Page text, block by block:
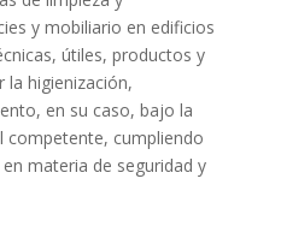
y mobiliario en edificios
útiles, productos y
la higienización,
en su caso, bajo la
competente, cumpliendo
materia de seguridad y